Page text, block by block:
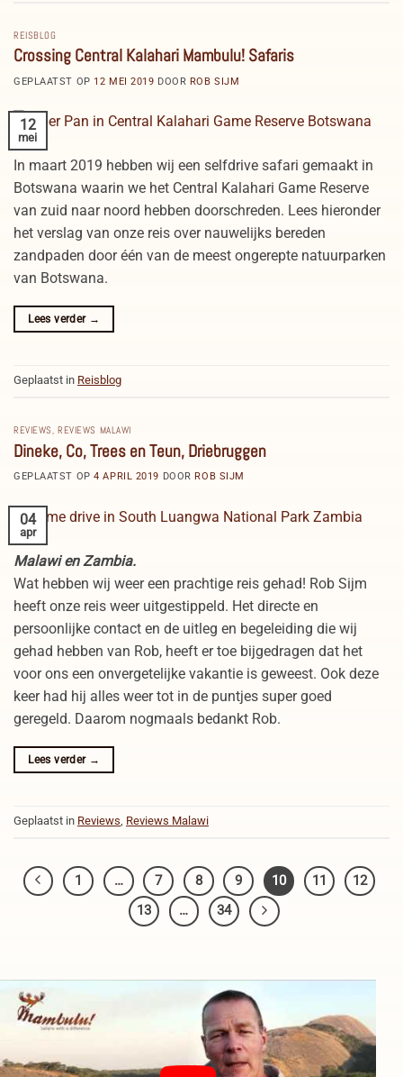
REISBLOG
Crossing Central Kalahari Mambulu! Safaris
GEPLAATST OP 12 MEI 2019 DOOR ROB SIJM
12
mei
In maart 2019 hebben wij een selfdrive safari gemaakt in
Botswana waarin we het Central Kalahari Game Reserve
van zuid naar noord hebben doorschreden. Lees hieronder
het verslag van onze reis over nauwelijks bereden
zandpaden door één van de meest ongerepte natuurparken
van Botswana.
Lees verder →
Geplaatst in Reisblog
REVIEWS,REVIEWS MALAWI
Dineke, Co, Trees en Teun, Driebruggen
GEPLAATST OP4 APRIL 2019 DOOR ROB SIJM
04
apr
Malawi en Zambia.
Wat hebben wij weer een prachtige reis gehad! Rob Sijm
heeft onze reis weer uitgestippeld. Het directe en
persoonlijke contact en de uitleg en begeleiding die wij
gehad hebben van Rob, heeft er toe bijgedragen dat het
voor ons een onvergetelijke vakantie is geweest. Ook deze
keer had hij alles weer tot in de puntjes super goed
geregeld. Daarom nogmaals bedankt Rob.
Lees verder →
Geplaatst in Reviews Reviews Malawi
1 … 7 8 9 10 11
12
13
… 34